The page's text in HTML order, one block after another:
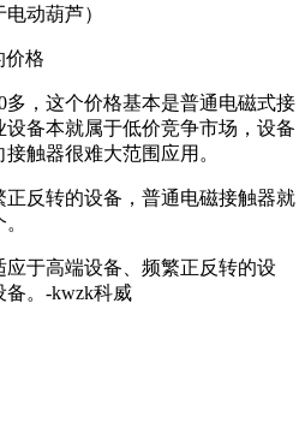
动葫芦）
价格
多，这个价格基本是普通电磁式接
备本就属于低价竞争市场，设备
触器很难大范围应用。
反转的设备，普通电磁接触器就
于高端设备、频繁正反转的设
备。-kwzk科威